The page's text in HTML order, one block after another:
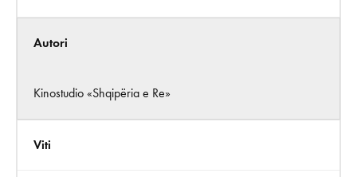
Autori
Kinostudio «Shqipëria e Re»
Viti